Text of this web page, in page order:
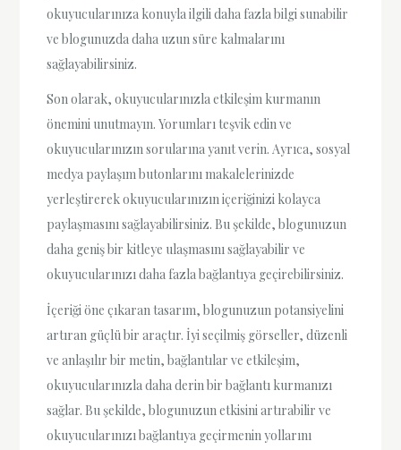
okuyucularınıza konuyla ilgili daha fazla bilgi sunabilir
ve blogunuzda daha uzun süre kalmalarını
sağlayabilirsiniz.
Son olarak, okuyucularınızla etkileşim kurmanın
önemini unutmayın. Yorumları teşvik edin ve
okuyucularınızın sorularına yanıt verin. Ayrıca, sosyal
medya paylaşım butonlarını makalelerinizde
yerleştirerek okuyucularınızın içeriğinizi kolayca
paylaşmasını sağlayabilirsiniz. Bu şekilde, blogunuzun
daha geniş bir kitleye ulaşmasını sağlayabilir ve
okuyucularınızı daha fazla bağlantıya geçirebilirsiniz.
İçeriği öne çıkaran tasarım, blogunuzun potansiyelini
artıran güçlü bir araçtır. İyi seçilmiş görseller, düzenli
ve anlaşılır bir metin, bağlantılar ve etkileşim,
okuyucularınızla daha derin bir bağlantı kurmanızı
sağlar. Bu şekilde, blogunuzun etkisini artırabilir ve
okuyucularınızı bağlantıya geçirmenin yollarını